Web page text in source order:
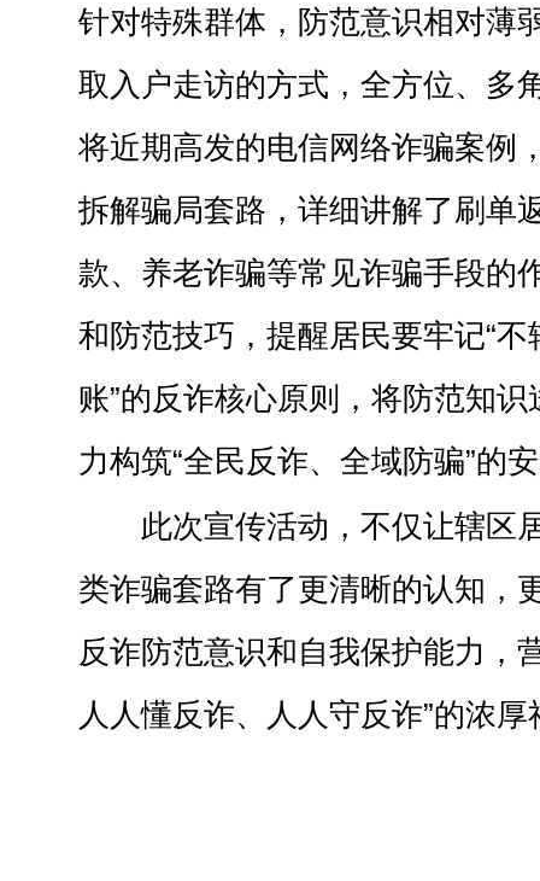
针对特殊群体，防范意识相对薄
取入户走访的方式，全方位、多
将近期高发的电信网络诈骗案例
拆解骗局套路，详细讲解了刷单
款、养老诈骗等常见诈骗手段的
和防范技巧，提醒居民要牢记“
账”的反诈核心原则，将防范知
力构筑“全民反诈、全域防骗”的
此次宣传活动，不仅让辖区
类诈骗套路有了更清晰的认知，
反诈防范意识和自我保护能力，
人人懂反诈、人人守反诈”的浓